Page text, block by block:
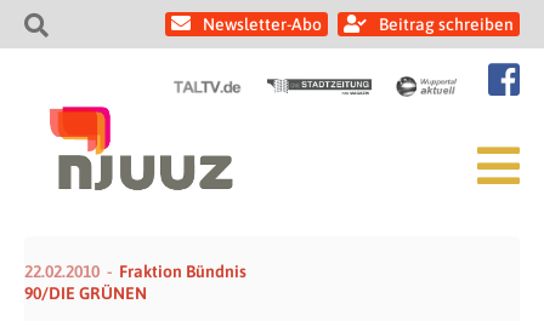
Newsletter-Abo Beitrag schreiben
22.02.2010
Fraktion Bündnis
90/DIE GRÜNEN